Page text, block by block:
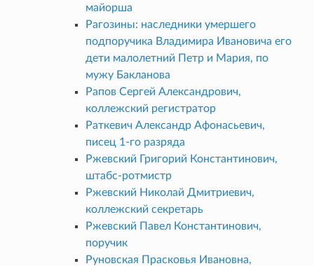
майорша
Рагозины: наследники умершего
подпоручика Владимира Ивановича его
дети малолетний Петр и Мария, по
мужу Бакланова
Рапов Сергей Александрович,
коллежский регистратор
Раткевич Александр Афонасьевич,
писец 1-го разряда
Ржевский Григорий Константинович,
штабс-ротмистр
Ржевский Николай Дмитриевич,
коллежский секретарь
Ржевский Павел Константинович,
поручик
Руновская Прасковья Ивановна,